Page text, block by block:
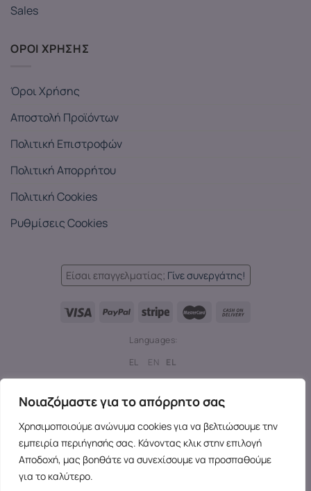
Νοιαζόμαστε για το απόρρητο σας
Χρησιμοποιούμε ανώνυμα cookies για να βελτιώσουμε την
εμπειρία περιήγησής σας. Κάνοντας κλικ στην επιλογή
Αποδοχή, μας βοηθάτε να συνεχίσουμε να προσπαθούμε
για το καλύτερο.
Sales
ΟΡΟΙ ΧΡΗΣΗΣ
Όροι Χρήσης
Αποστολή Προϊόντων
Πολιτική Επιστροφών
Πολιτική Απορρήτου
Πολιτική Cookies
Ρυθμίσεις Cookies
Είσαι επαγγελματίας; Γίνε συνεργάτης!
Languages:
EL
EN EL
Copyright 2026 ©
- Adult toys and merchandise | All
rights reserved.